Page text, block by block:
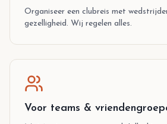
Organiseer een clubreis met
gezelligheid. Wij regelen alles.
Voor teams &